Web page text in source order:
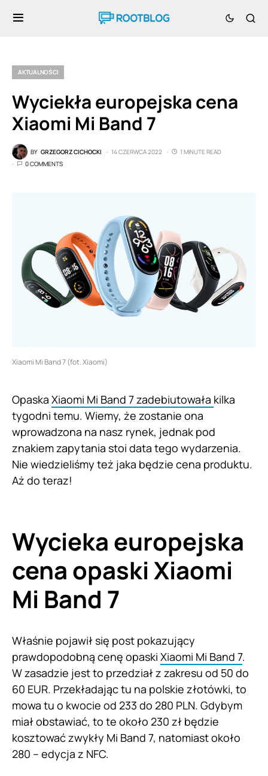
AKTUALNOŚCI
Wyciekła europejska cena
Xiaomi Mi Band 7
BY GRZEGORZ CICHOCKI 14 CZERWCA 2022
1 MINUTE READ
0 COMMENTS
Xiaomi Mi Band 7 (fot. Xiaomi)
Opaska Xiaomi Mi Band 7 zadebiutowała kilka
tygodni temu. Wiemy, że zostanie ona
wprowadzona na nasz rynek, jednak pod
znakiem zapytania stoi data tego wydarzenia.
Nie wiedzieliśmy też jaka będzie cena produktu.
Aż do teraz!
Wycieka europejska
cena opaski Xiaomi
Mi Band 7
Właśnie pojawił się post pokazujący
prawdopodobną cenę opaski Xiaomi Mi Band 7.
W zasadzie jest to przedział z zakresu od 50 do
60 EUR. Przekładając tu na polskie złotówki, to
mowa tu o kwocie od 233 do 280 PLN. Gdybym
miał obstawiać, to te około 230 zł będzie
kosztować zwykły Mi Band 7, natomiast około
280 – edycja z NFC.